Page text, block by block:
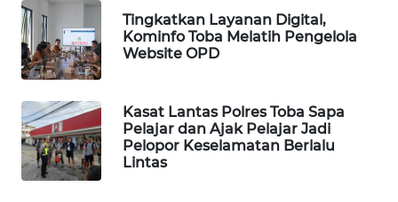
Tingkatkan Layanan Digital,
Kominfo Toba Melatih Pengelola
Website OPD
Kasat Lantas Polres Toba Sapa
Pelajar dan Ajak Pelajar Jadi
Pelopor Keselamatan Berlalu
Lintas
TAMBANG
NEWS
SITUNGIR
SIDIKALANG
NEWS